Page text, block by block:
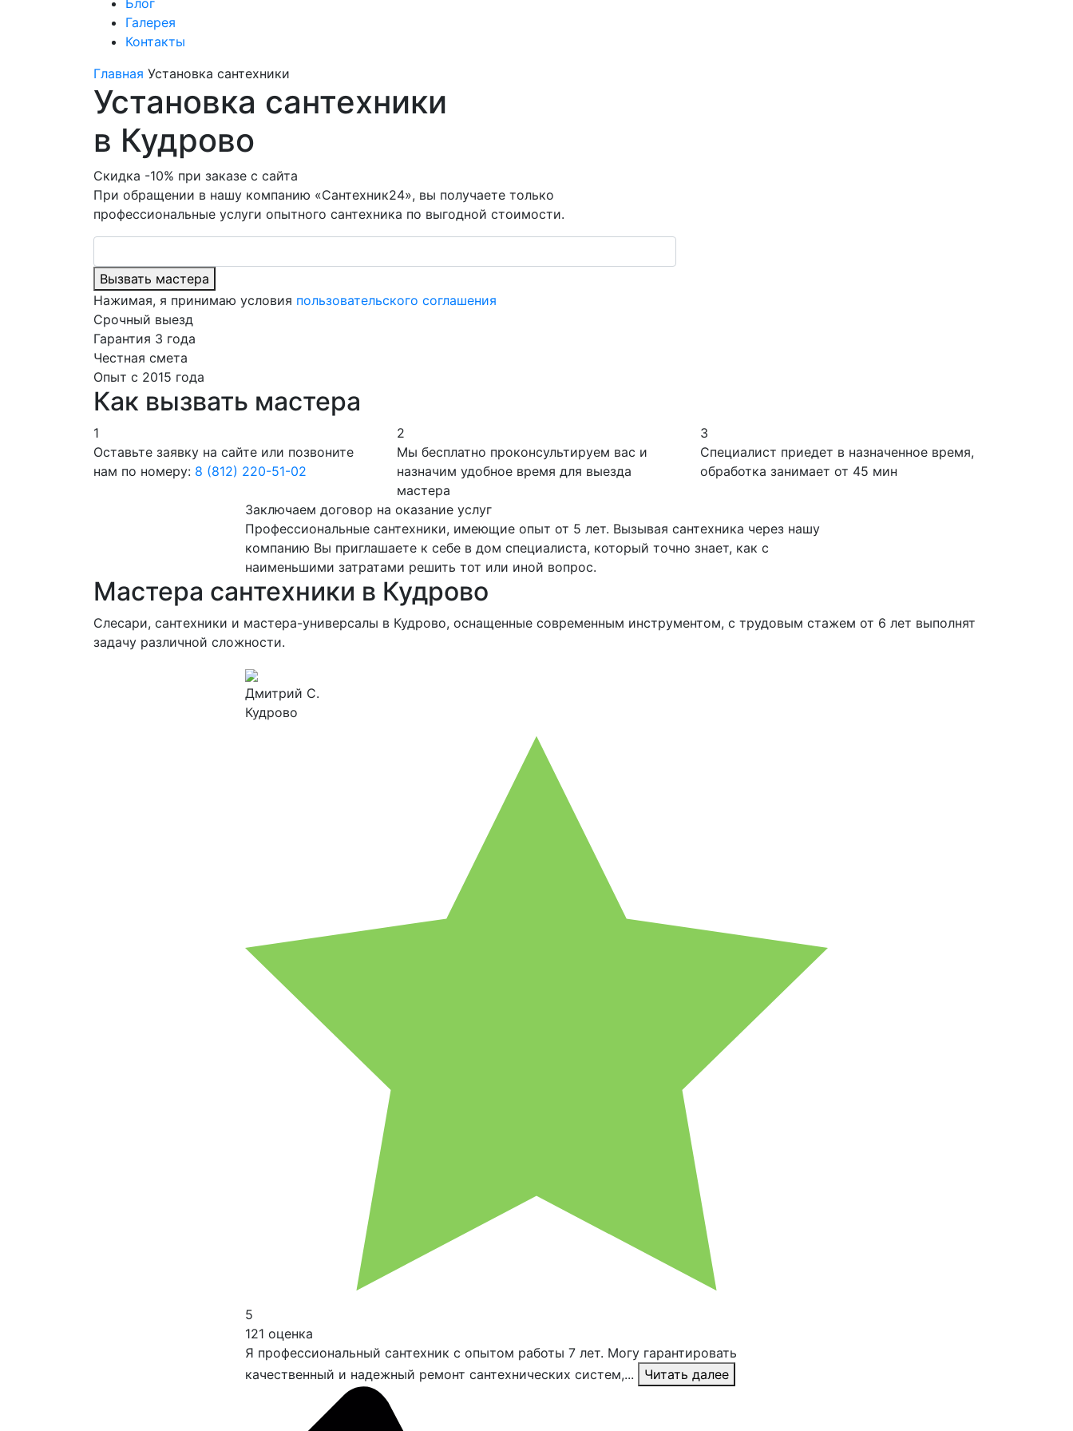
Блог
Галерея
Контакты
Главная Установка сантехники
Установка сантехники
в Кудрово
Скидка -10% при заказе с сайта
При обращении в нашу компанию «Сантехник24», вы получаете только
профессиональные услуги опытного сантехника по выгодной стоимости.
Вызвать мастера
Нажимая, я принимаю условия пользовательского соглашения
Срочный выезд
Гарантия 3 года
Честная смета
Опыт с 2015 года
Как вызвать мастера
1
Оставьте заявку на сайте или позвоните
нам по номеру: 8 (812) 220-51-02
2
Мы бесплатно проконсультируем вас и
назначим удобное время для выезда
мастера
3
Специалист приедет в назначенное время,
обработка занимает от 45 мин
Заключаем договор на оказание услуг
Профессиональные сантехники, имеющие опыт от 5 лет. Вызывая сантехника через нашу
компанию Вы приглашаете к себе в дом специалиста, который точно знает, как с
наименьшими затратами решить тот или иной вопрос.
Мастера сантехники в Кудрово
Слесари, сантехники и мастера-универсалы в Кудрово, оснащенные современным инструментом, с трудовым стажем от 6 лет выполнят
задачу различной сложности.
Дмитрий С.
Кудрово
5
121 оценка
Я профессиональный сантехник с опытом работы 7 лет. Могу гарантировать
качественный и надежный ремонт сантехнических систем,...
Читать далее